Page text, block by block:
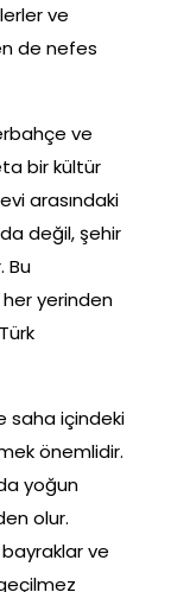
ve
de nefes
ve
bir kültür
arasındaki
değil, şehir
Bu
yerinden
saha içindeki
önemlidir.
yoğun
olur.
ve